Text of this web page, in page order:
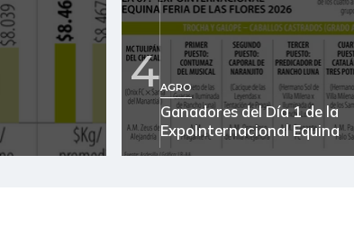
4AGRO
Ganadores del Día 1 de la
ExpoInternacional Equina